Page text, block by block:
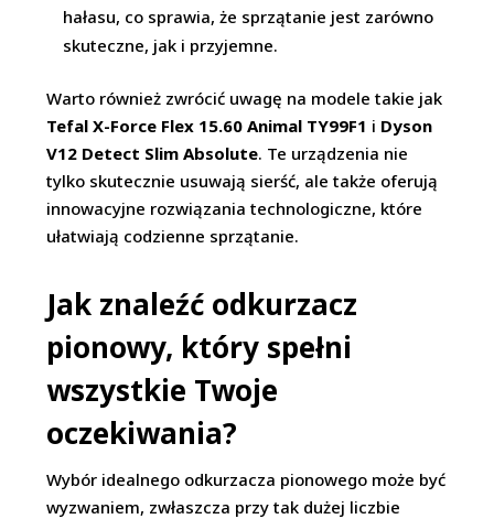
hałasu, co sprawia, że sprzątanie jest zarówno
skuteczne, jak i przyjemne.
Warto również zwrócić uwagę na modele takie jak
Tefal X-Force Flex 15.60 Animal TY99F1 i Dyson
V12 Detect Slim Absolute. Te urządzenia nie
tylko skutecznie usuwają sierść, ale także oferują
innowacyjne rozwiązania technologiczne, które
ułatwiają codzienne sprzątanie.
Jak znaleźć odkurzacz
pionowy, który spełni
wszystkie Twoje
oczekiwania?
Wybór idealnego odkurzacza pionowego może być
wyzwaniem, zwłaszcza przy tak dużej liczbie